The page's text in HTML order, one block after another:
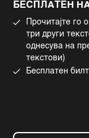
БЕСПЛАТЕН
Прочитајте го
три други
однесува на
текстови)
Бесплатен
Употреба на
©2022 - 2026
BLOOMBERG
Bloomberg Finance